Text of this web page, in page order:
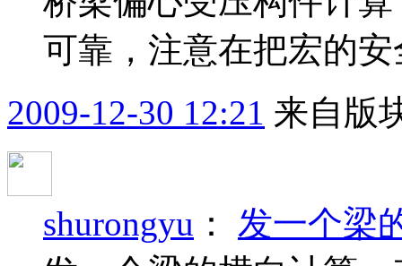
可靠，注意在把宏的
2009-12-30 12:21 来自版
shurongyu ： 发一个梁